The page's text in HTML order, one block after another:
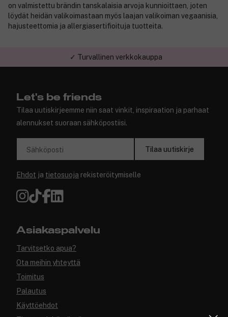
on valmistettu brändin tanskalaisia arvoja kunnioittaen, joten
löydät heidän valikoimastaan myös laajan valikoiman vegaanisia,
hajusteettomia ja allergiasertifioituja tuotteita.
✓ Turvallinen verkkokauppa
Let's be friends
Tilaa uutiskirjeemme niin saat vinkit, inspiraation ja parhaat
alennukset suoraan sähköpostiisi.
Sähköposti Tilaa uutiskirje
Ehdot ja tietosuoja rekisteröitymiselle
Asiakaspalvelu
Tarvitsetko apua?
Ota meihin yhteyttä
Toimitus
Palautus
Käyttöehdot